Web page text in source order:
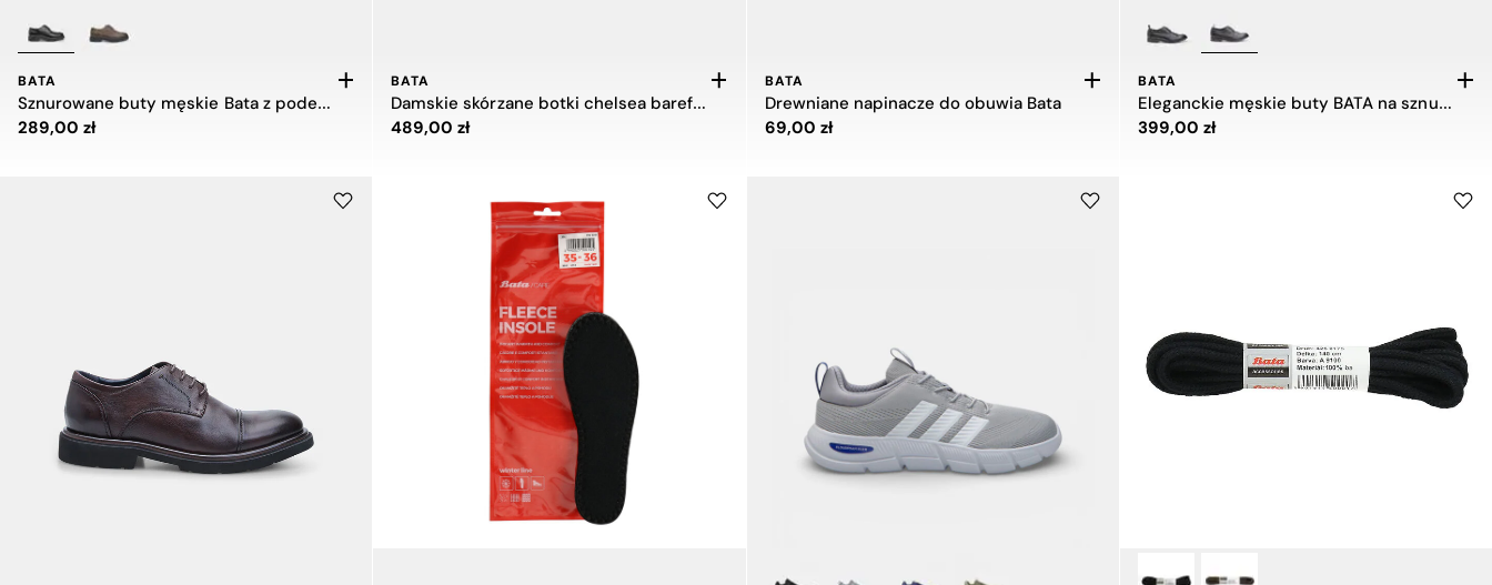
BATA
Sznurowane buty męskie Bata z podeszwą typu track
Cena 289,00 zł
289,00 zł
BATA
Damskie skórzane botki chelsea barefoot Weinbrenner
Cena 489,00 zł
489,00 zł
BATA
Drewniane napinacze do obuwia Bata
Cena 69,00 zł
69,00 zł
BATA
Eleganckie męskie buty BATA na sznurówki
Cena 399,00 zł
399,00 zł